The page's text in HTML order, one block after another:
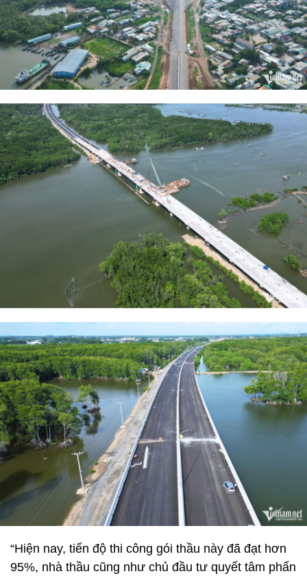
“Hiện nay, tiến độ thi công gói thầu này đã đạt hơn
95%, nhà thầu cũng như chủ đầu tư quyết tâm phấn